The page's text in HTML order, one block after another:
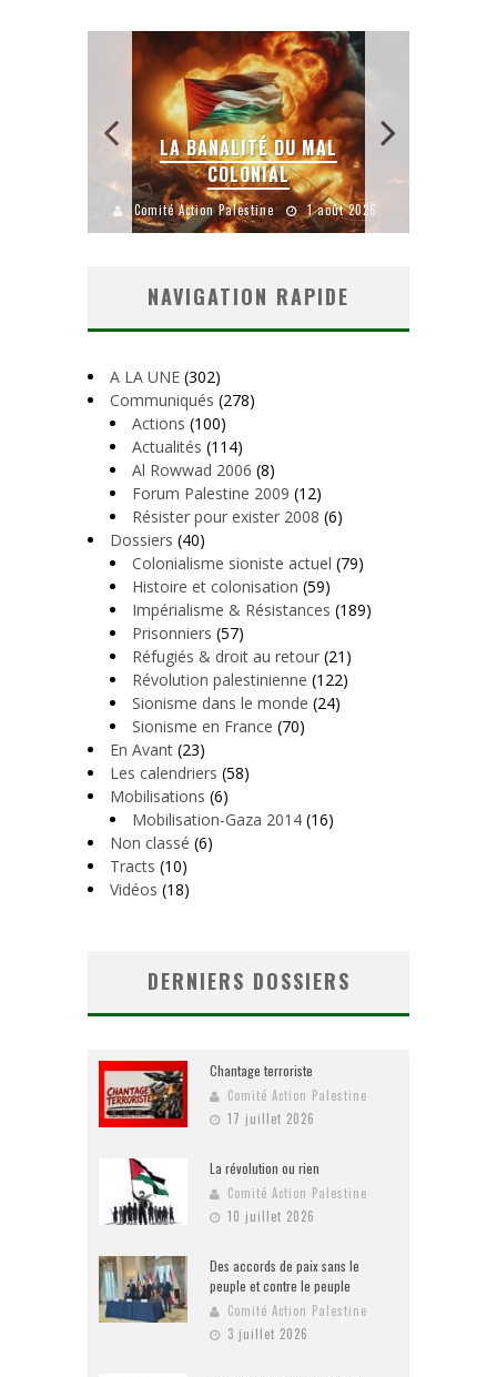
LA BANALITÉ DU MAL
COLONIAL
Comité Action Palestine 1 août 2026
NAVIGATION RAPIDE
A LA UNE (302)
Communiqués (278)
Actions (100)
Actualités (114)
Al Rowwad 2006 (8)
Forum Palestine 2009 (12)
Résister pour exister 2008 (6)
Dossiers (40)
Colonialisme sioniste actuel (79)
Histoire et colonisation (59)
Impérialisme & Résistances (189)
Prisonniers (57)
Réfugiés & droit au retour (21)
Révolution palestinienne (122)
Sionisme dans le monde (24)
Sionisme en France (70)
En Avant (23)
Les calendriers (58)
Mobilisations (6)
Mobilisation-Gaza 2014 (16)
Non classé (6)
Tracts (10)
Vidéos (18)
DERNIERS DOSSIERS
Chantage terroriste
Comité Action Palestine
17 juillet 2026
La révolution ou rien
Comité Action Palestine
10 juillet 2026
Des accords de paix sans le
peuple et contre le peuple
Comité Action Palestine
3 juillet 2026